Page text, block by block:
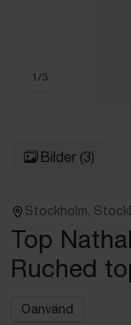
1 /3
Bilder (3)
Stockholm,
Top
Ruched
Oanvänd